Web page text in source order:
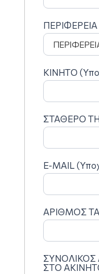
ΠΕΡΙΦΕΡΕΙΑ
ΚΙΝΗΤΟ
ΣΤΑΘΕΡΟ
E-MAIL
ΑΡΙΘΜΟΣ
ΣΤΟ